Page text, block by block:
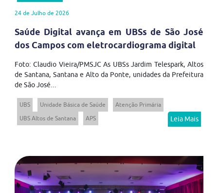
24 de Julho de 2026
Saúde Digital avança em UBSs de São José
dos Campos com eletrocardiograma digital
Foto: Claudio Vieira/PMSJC As UBSs Jardim Telespark, Altos
de Santana, Santana e Alto da Ponte, unidades da Prefeitura
de São José...
UBS Unidade Básica de Saúde
Atenção Primária
UBS Altos de Santana
APS Leia Mais